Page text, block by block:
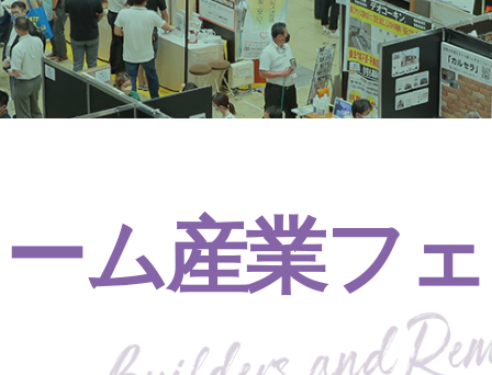
ム産業フ